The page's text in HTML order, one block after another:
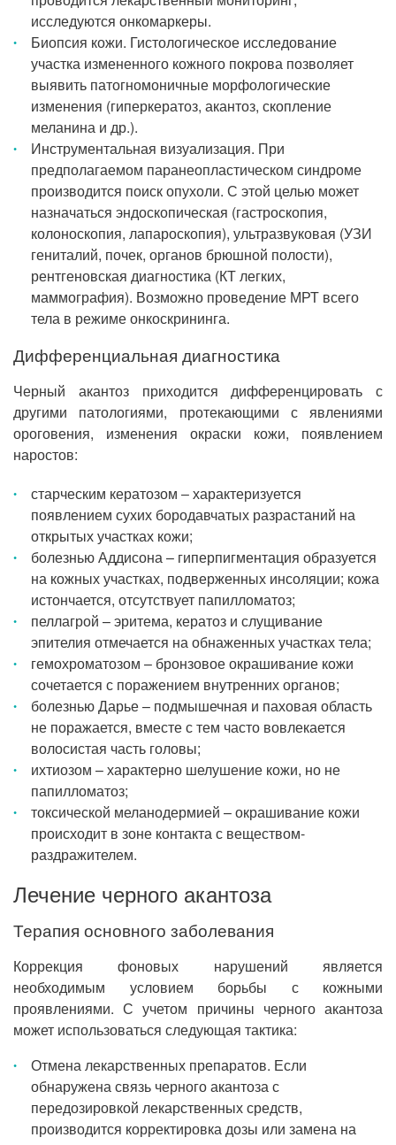
исследуются онкомаркеры.
Биопсия кожи. Гистологическое исследование
участка измененного кожного покрова позволяет
выявить патогномоничные морфологические
изменения (гиперкератоз, акантоз, скопление
меланина и др.).
Инструментальная визуализация. При
предполагаемом паранеопластическом синдроме
производится поиск опухоли. С этой целью может
назначаться эндоскопическая (гастроскопия,
колоноскопия, лапароскопия), ультразвуковая (УЗИ
гениталий, почек, органов брюшной полости),
рентгеновская диагностика (КТ легких,
маммография). Возможно проведение МРТ всего
тела в режиме онкоскрининга.
Дифференциальная диагностика
Черный акантоз приходится дифференцировать с
другими патологиями, протекающими с явлениями
ороговения, изменения окраски кожи, появлением
наростов:
старческим кератозом ‒ характеризуется
появлением сухих бородавчатых разрастаний на
открытых участках кожи;
болезнью Аддисона – гиперпигментация образуется
на кожных участках, подверженных инсоляции; кожа
истончается, отсутствует папилломатоз;
пеллагрой – эритема, кератоз и слущивание
эпителия отмечается на обнаженных участках тела;
гемохроматозом – бронзовое окрашивание кожи
сочетается с поражением внутренних органов;
болезнью Дарье – подмышечная и паховая область
не поражается, вместе с тем часто вовлекается
волосистая часть головы;
ихтиозом – характерно шелушение кожи, но не
папилломатоз;
токсической меланодермией – окрашивание кожи
происходит в зоне контакта с веществом-
раздражителем.
Лечение черного акантоза
Терапия основного заболевания
Коррекция фоновых нарушений является
необходимым условием борьбы с кожными
проявлениями. С учетом причины черного акантоза
может использоваться следующая тактика:
Отмена лекарственных препаратов. Если
обнаружена связь черного акантоза с
передозировкой лекарственных средств,
производится корректировка дозы или замена на